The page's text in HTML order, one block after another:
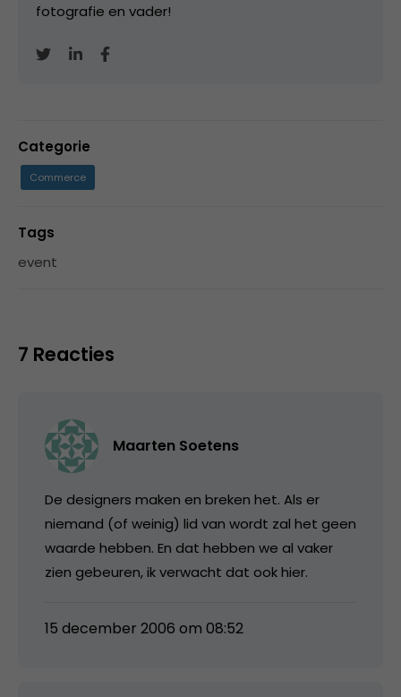
fotografie en vader!
Categorie
Commerce
Tags
event
7 Reacties
Maarten Soetens
De designers maken en breken het. Als er
niemand (of weinig) lid van wordt zal het geen
waarde hebben. En dat hebben we al vaker
zien gebeuren, ik verwacht dat ook hier.
15 december 2006 om 08:52